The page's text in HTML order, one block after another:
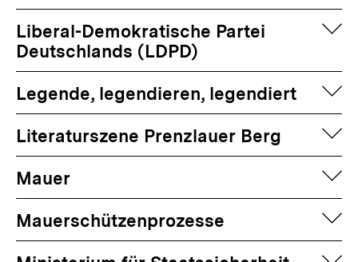
Liberal-Demokratische Partei
Deutschlands (LDPD)
Legende, legendieren, legendiert
Literaturszene Prenzlauer Berg
Mauer
Mauerschützenprozesse